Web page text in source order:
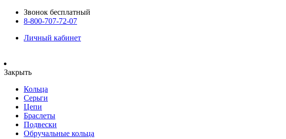
Звонок бесплатный
8-800-707-72-07
Личный кабинет
Закрыть
Кольца
Серьги
Цепи
Браслеты
Подвески
Обручальные кольца